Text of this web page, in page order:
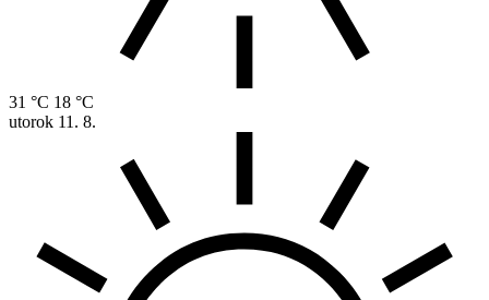
31 °C 18 °C
utorok 11. 8.